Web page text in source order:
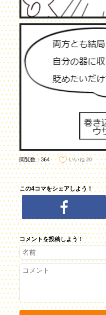
閲覧数：364 いいね 20
この4コマをシェアしよう！
コメントを投稿しよう！